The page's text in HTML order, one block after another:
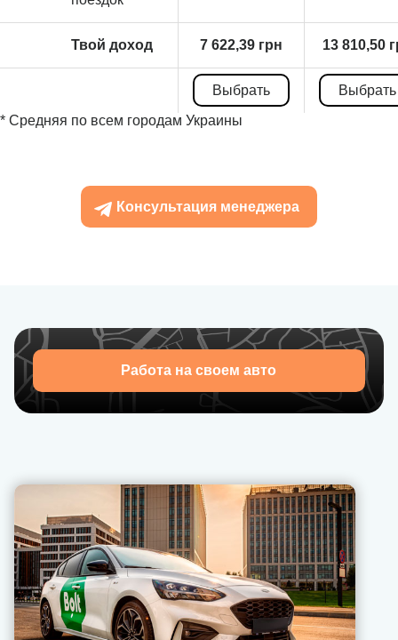
Твой доход 7 622,39 грн 13 810,50
Выбрать
Выбрать
* Средняя по всем городам Украины
Консультация менеджера
Работа на своем авто